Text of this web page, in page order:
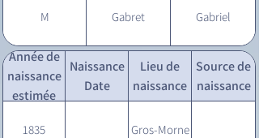
M Gabret Gabriel
Année de
naissance
estimée
Naissance
Date
Lieu de
naissance
Source de
naissance
1835 Gros-Morne